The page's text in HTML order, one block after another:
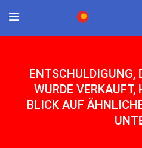
ENTSCHULDIGUNG,
WURDE VERKAUFT,
BLICK AUF